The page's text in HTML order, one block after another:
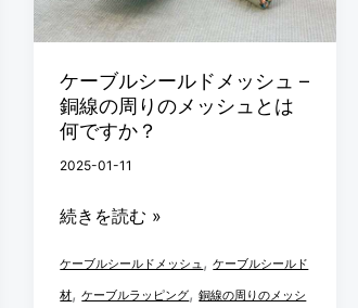
ケーブルシールドメッシュ –
銅線の周りのメッシュとは
何ですか？
2025-01-11
ー
ル
ド
メ
ッ
シ
銅
線
続きを読む »
ケーブルシールドメッシュ,ケーブルシールド
材,ケーブルラッピング,銅線の周りのメッシ